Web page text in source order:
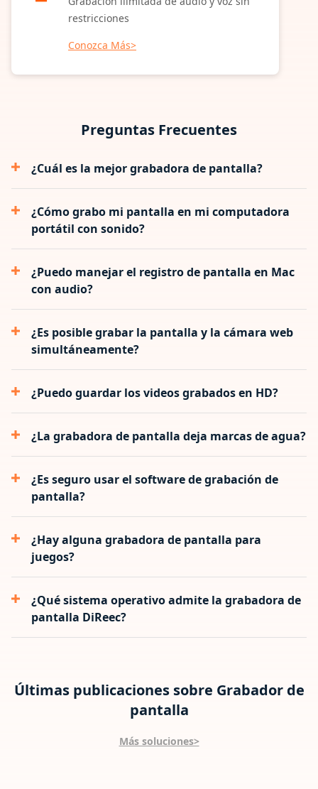
restricciones
Conozca Más>
Preguntas Frecuentes
¿Cuál es la mejor grabadora de pantalla?
¿Cómo grabo mi pantalla en mi computadora
portátil con sonido?
¿Puedo manejar el registro de pantalla en Mac
con audio?
¿Es posible grabar la pantalla y la cámara web
simultáneamente?
¿Puedo guardar los videos grabados en HD?
¿La grabadora de pantalla deja marcas de agua?
¿Es seguro usar el software de grabación de
pantalla?
¿Hay alguna grabadora de pantalla para
juegos?
¿Qué sistema operativo admite la grabadora de
pantalla DiReec?
Últimas publicaciones sobre Grabador de
pantalla
Más soluciones>